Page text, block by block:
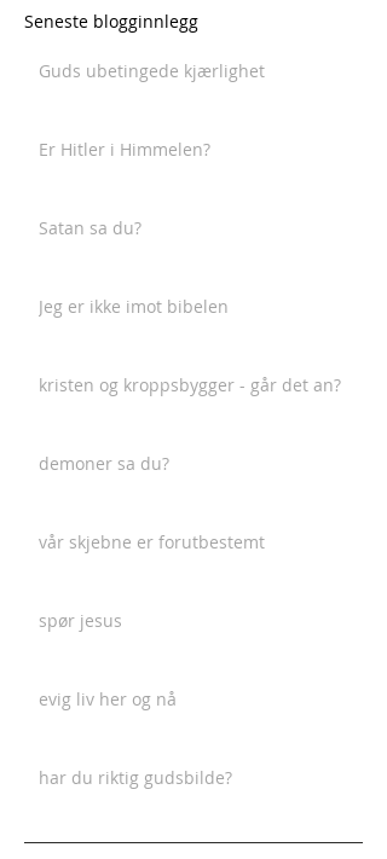
Seneste blogginnlegg
Guds ubetingede kjærlighet
Er Hitler i Himmelen?
Satan sa du?
Jeg er ikke imot bibelen
kristen og kroppsbygger - går det an?
demoner sa du?
vår skjebne er forutbestemt
spør jesus
evig liv her og nå
har du riktig gudsbilde?